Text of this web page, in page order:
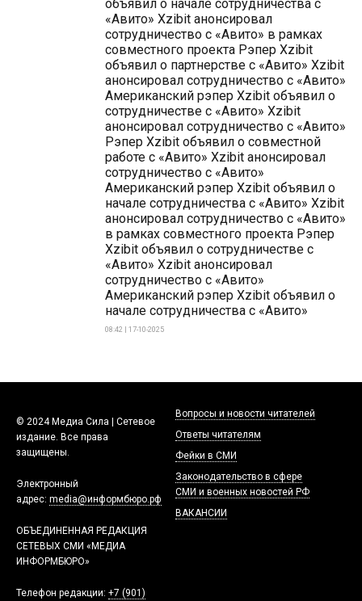
объявил о начале сотрудничества с
«Авито» Xzibit анонсировал
сотрудничество с «Авито» в рамках
совместного проекта Рэпер Xzibit
объявил о партнерстве с «Авито» Xzibit
анонсировал сотрудничество с «Авито»
Американский рэпер Xzibit объявил о
сотрудничестве с «Авито» Xzibit
анонсировал сотрудничество с «Авито»
Рэпер Xzibit объявил о совместной
работе с «Авито» Xzibit анонсировал
сотрудничество с «Авито»
Американский рэпер Xzibit объявил о
начале сотрудничества с «Авито» Xzibit
анонсировал сотрудничество с «Авито»
в рамках совместного проекта Рэпер
Xzibit объявил о сотрудничестве с
«Авито» Xzibit анонсировал
сотрудничество с «Авито»
Американский рэпер Xzibit объявил о
начале сотрудничества с «Авито»
08:42 | 17-10-2025
© 2024 Медиа Сила | Сетевое
издание. Все права
защищены.
Электронный
адрес: media@информбюро.рф
ОБЪЕДИНЕННАЯ РЕДАКЦИЯ
СЕТЕВЫХ СМИ «МЕДИА
ИНФОРМБЮРО»
Телефон редакции: +7 (901)
Вопросы и новости читателей
Ответы читателям
Фейки в СМИ
Законодательство в сфере
СМИ и военных новостей РФ
ВАКАНСИИ